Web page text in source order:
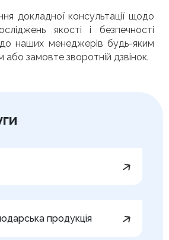
докладної консультації щодо
якості і безпечності
до наших менеджерів будь-яким
замовте зворотній дзвінок.
продукція